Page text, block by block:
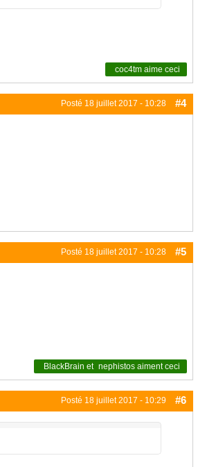
coc4tm aime ceci
Posté 18 juillet 2017 - 10:28 #4
Posté 18 juillet 2017 - 10:28 #5
BlackBrain et nephistos aiment ceci
Posté 18 juillet 2017 - 10:29 #6